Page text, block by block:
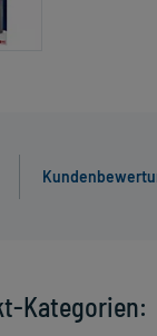
Kategorien: